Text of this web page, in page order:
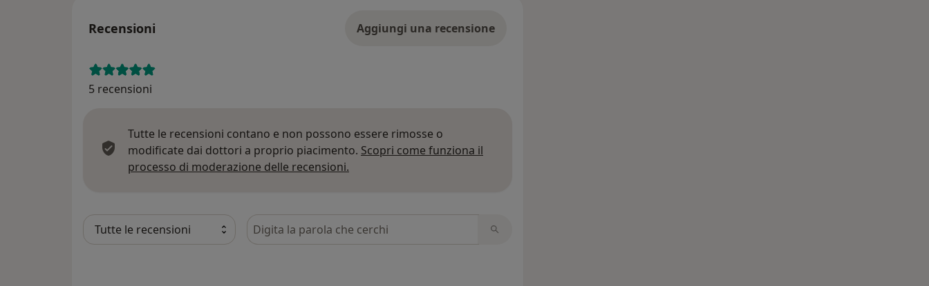
Recensioni Aggiungi una recensione
5 recensioni
Tutte le recensioni contano e non possono essere rimosse o
modificate dai dottori a proprio piacimento. Scopri come funziona il
processo di moderazione delle recensioni.
Cerca nelle recensioni